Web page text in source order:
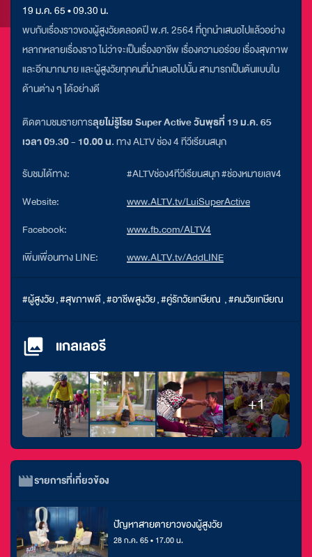
19 ม.ค. 65 • 09.30 น.
พบกับเรื่องราวของผู้สูงวัยตลอดปี พ.ศ. 2564 ที่ถูกนำเสนอไปแล้วอย่าง
หลากหลายเรื่องราว ไม่ว่าจะเป็นเรื่องอาชีพ เรื่องความอร่อย เรื่องสุขภาพ
และอีกมากมาย และผู้สูงวัยทุกคนที่นำเสนอไปนั้น สามารถเป็นต้นแบบใน
ด้านต่าง ๆ ได้อย่างดี
ติดตามชมรายการลุยไม่รู้โรย Super Active วันพุธที่ 19 ม.ค. 65
เวลา 09.30 - 10.00 น.ทาง ALTV ช่อง 4 ทีวีเรียนสนุก
รับชมได้ทาง:
#ALTVช่อง4ทีวีเรียนสนุก #ช่องหมายเลข4
Website:
www.ALTV.tv/LuiSuperActive
Facebook:
www.fb.com/ALTV4
เพิ่มเพื่อนทาง LINE:
www.ALTV.tv/AddLINE
#ผู้สูงวัย,#สุขภาพดี,#อาชีพสูงวัย,#คู่รักวัยเกษียณ ,#คนวัยเกษียณ
แกลเลอรี
+1
รายการที่เกี่ยวข้อง
ปัญหาสายตายาวของผู้สูงวัย
28 ก.ค. 65 • 17.00 น.